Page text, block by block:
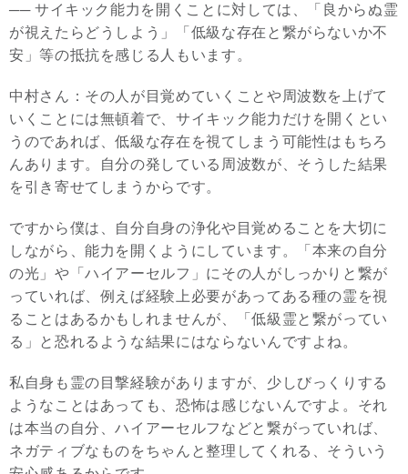
── サイキック能力を開くことに対しては、「良からぬ霊
が視えたらどうしよう」「低級な存在と繋がらないか不
安」等の抵抗を感じる人もいます。
中村さん：その人が目覚めていくことや周波数を上げて
いくことには無頓着で、サイキック能力だけを開くとい
うのであれば、低級な存在を視てしまう可能性はもちろ
んあります。自分の発している周波数が、そうした結果
を引き寄せてしまうからです。
ですから僕は、自分自身の浄化や目覚めることを大切に
しながら、能力を開くようにしています。「本来の自分
の光」や「ハイアーセルフ」にその人がしっかりと繋が
っていれば、例えば経験上必要があってある種の霊を視
ることはあるかもしれませんが、「低級霊と繋がってい
る」と恐れるような結果にはならないんですよね。
私自身も霊の目撃経験がありますが、少しびっくりする
ようなことはあっても、恐怖は感じないんですよ。それ
は本当の自分、ハイアーセルフなどと繋がっていれば、
ネガティブなものをちゃんと整理してくれる、そういう